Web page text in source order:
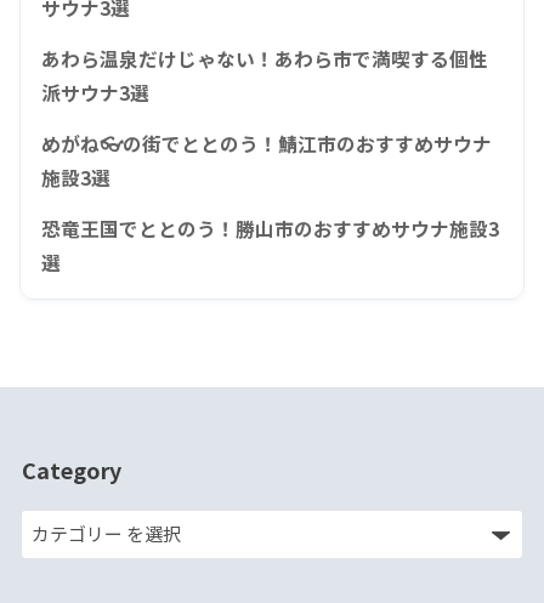
サウナ3選
あわら温泉だけじゃない！あわら市で満喫する個性
派サウナ3選
めがね👓の街でととのう！鯖江市のおすすめサウナ
施設3選
恐竜王国でととのう！勝山市のおすすめサウナ施設3
選
Category